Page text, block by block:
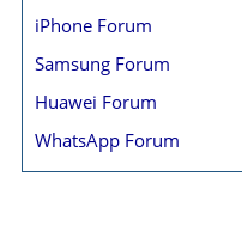
iPhone Forum
Samsung Forum
Huawei Forum
WhatsApp Forum